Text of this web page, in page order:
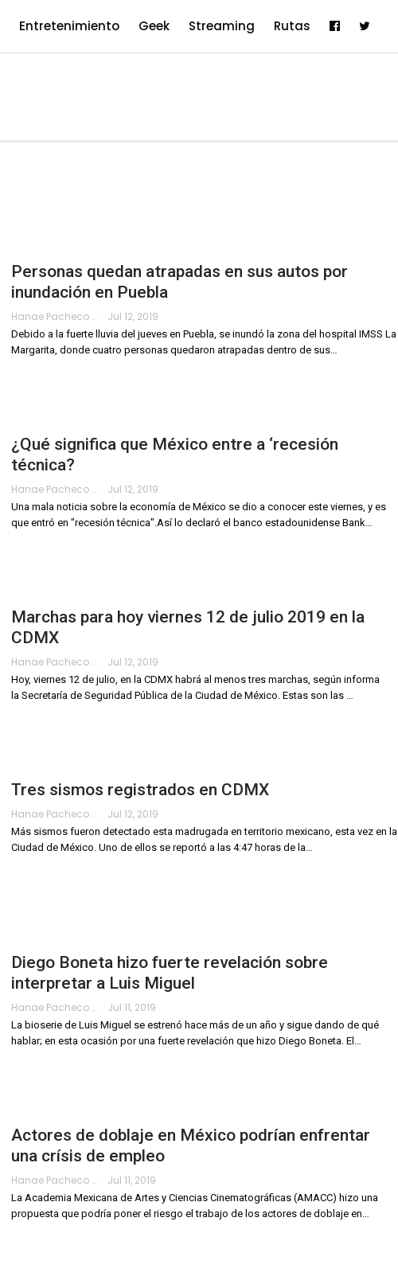
Entretenimiento Geek Streaming Rutas
Personas quedan atrapadas en sus autos por
inundación en Puebla
Hanae Pacheco Jul 12, 2019
Debido a la fuerte lluvia del jueves en Puebla, se inundó la zona del hospital IMSS La
Margarita, donde cuatro personas quedaron atrapadas dentro de sus…
¿Qué significa que México entre a ‘recesión
técnica?
Hanae Pacheco Jul 12, 2019
Una mala noticia sobre la economía de México se dio a conocer este viernes, y es
que entró en "recesión técnica".Así lo declaró el banco estadounidense Bank…
Marchas para hoy viernes 12 de julio 2019 en la
CDMX
Hanae Pacheco Jul 12, 2019
Hoy, viernes 12 de julio, en la CDMX habrá al menos tres marchas, según informa
la Secretaría de Seguridad Pública de la Ciudad de México. Estas son las …
Tres sismos registrados en CDMX
Hanae Pacheco Jul 12, 2019
Más sismos fueron detectado esta madrugada en territorio mexicano, esta vez en la
Ciudad de México. Uno de ellos se reportó a las 4:47 horas de la…
Diego Boneta hizo fuerte revelación sobre
interpretar a Luis Miguel
Hanae Pacheco Jul 11, 2019
La bioserie de Luis Miguel se estrenó hace más de un año y sigue dando de qué
hablar; en esta ocasión por una fuerte revelación que hizo Diego Boneta. El …
Actores de doblaje en México podrían enfrentar
una crísis de empleo
Hanae Pacheco Jul 11, 2019
La Academia Mexicana de Artes y Ciencias Cinematográficas (AMACC) hizo una
propuesta que podría poner el riesgo el trabajo de los actores de doblaje en…